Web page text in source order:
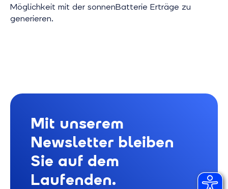
Möglichkeit mit der sonnenBatterie Erträge zu
generieren.
Mit unserem
Newsletter bleiben
Sie auf dem
Laufenden.